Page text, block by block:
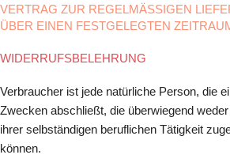
VERTRAG ZUR REGELMÄSSIGEN
BER EINEN FESTGELEGTEN ZEITRAUM
WIDERRUFSBELEHRUNG
Verbraucher ist jede natürliche Person, die
Zwecken abschließt, die überwiegend
ihrer selbständigen beruflichen Tätigkeit
können.